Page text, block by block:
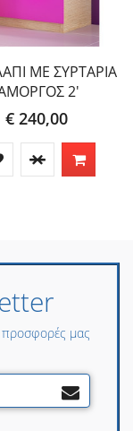
ΜΕ ΣΥΡΤΑΡΙΑ
2'
€ 240,00
προσφορές μας